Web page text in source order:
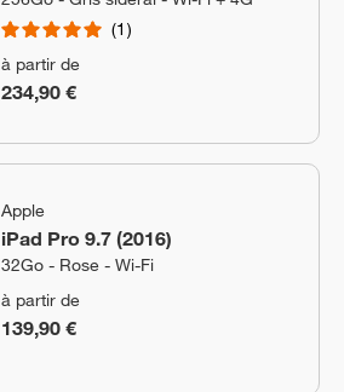
1
à partir de
234,90 €
Apple
iPad Pro 9.7 (2016)
32Go - Rose - Wi-Fi
à partir de
139,90 €